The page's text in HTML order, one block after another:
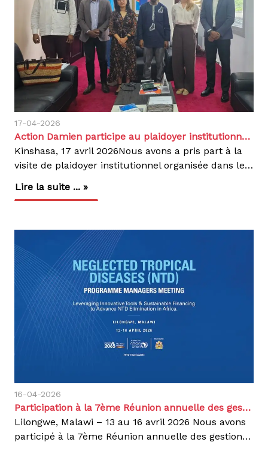
17-04-2026
Action Damien participe au plaidoyer institutionnel du consortium HICO pour le programme quinquennal 2027–2031
Kinshasa, 17 avril 2026Nous avons a pris part à la
visite de plaidoyer institutionnel organisée dans le cadre de la formulation du programme quinquennal 2027–2031 de la Health Impact Coalition (HICO), cofinancé par la Coopération belge au développement (DGD).La rencontre s’est tenue au Secrétariat Général à la Santé Publique, Hygiène et Prévoyance Sociale à Kinshasa, en présence des autorités sanitaires nationales.Représentée par le Dr Patrick Tshey, Médecin Superviseur National, aux côtés de la délégation conduite par MEMISA Belgique et de Handicap International.Cette démarche visait à solliciter l’appui institutionnel du Ministère de la Santé Publique, Hygiène et Prévoyance Sociale en faveur du futur programme quinquennal HICO 2027–2031, actuellement en cours de formulation.Le consortium Health Impact Coalition constitue un cadre de concertation regroupant huit organisations non gouvernementales internationales actives dans le secteur de la santé en RDC : Action Damien, Chaîne de l’Espoir Belgique, Handicap International undefined Humanity & Inclusion, Light for the World, Médecins du Monde, Médecins Sans Vacances, MEMISA,Viva Salud.Un programme aligné sur les priorités nationales de santéLe programme HICO 2027–2031 s’inscrit en cohérence avec :Le Plan National de Développement Sanitaire et de la Prévoyance Sociale (PNDS-PS 2024–2033) ;Le Plan Stratégique National de la Couverture Santé Universelle (PSN-CSU).Son ambition est de contribuer à l’amélioration de l’état de santé et du bien-être des populations dans les zones d’intervention ciblées grâce à un accès plus équitable à des services de santé de qualité, inclusifs et résilients.L’intervention proposée repose sur cinq axes stratégiques interdépendants :Renforcement de l’offre de soins et amélioration de la qualité des services ;Promotion de l’équité et de l’inclusion dans l’accès aux soins ;Renforcement de la gouvernance sanitaire et de la redevabilité ;Autonomisation communautaire et stimulation de la demande de soins ;Gestion des connaissances et production de données probantes pour la décision.Notre participation à cette initiative s’inscrit dans la continuité de notre engagement en faveur du renforcement des systèmes de santé, en complément de notre expertise reconnue dans la lutte contre la tuberculose, la lèpre et les maladies tropicales négligées. À travers cette coalition, nous mettons cette expérience au service d’une approche concertée visant à renforcer durablement les services de santé et à améliorer l’accès aux soins pour les populations les plus vulnérables.Par cette initiative, le consortium HICO réaffirme sa volonté d’accompagner le Gouvernement congolais dans l’atteinte des objectifs de Couverture Santé Universelle et des Objectifs de Développement Durable liés à la santé.Nous demeurons engagées aux côtés des autorités sanitaires et de ses partenaires pour contribuer à un système de santé plus équitable, inclusif et performant en République Démocratique du Congo.
Lire la suite ... »
16-04-2026
Participation à la 7ème Réunion annuelle des gestionnaires des programmes des Maladies Tropicales Négligées (MTN)
Lilongwe, Malawi – 13 au 16 avril 2026 Nous avons
participé à la 7ème Réunion annuelle des gestionnaires des programmes des Maladies Tropicales Négligées (MTN), tenue à l’international Convention Center Bingu du 13 au 16 avril 2026 à Lilongwe, en République du Malawi.Cette réunion de haut niveau a été organisée conjointement par la Commission de l’Union Africaine, AUDA-NEPAD et l’Organisation mondiale de la Santé Région Afrique. Elle a réuni les gestionnaires nationaux des programmes MTN, les institutions régionales, ainsi que les partenaires techniques et financiers engagés dans l’accélération de l’élimination des maladies tropicales négligées en Afrique.Les travaux de la réunion s’inscrivent dans la dynamique continentale visant l’élimination des MTN à l’horizon 2030, conformément aux engagements des États membres de l’Union Africaine et aux orientations de l’Organisation mondiale de la Santé (Feuille de route MTN 2021-2030).Les échanges ont porté sur :L’évaluation des progrès réalisés par les États membres dans la mise en œuvre des plans nationaux MTN ;Le renforcement de l’intégration des services MTN dans les soins de santé primaires pour une élimination durable ; L’amélioration des systèmes de surveillance, de données et de suivi-évaluation ;L’Impact du changement climatique sur l’élimination des MTN ;La Collaboration transfrontalière pour l'élimination des MTN;La mobilisation des ressources nationales et des partenaires, en faveur d’un financement durable des interventions (Travail de l’ASBL Kikundi avec l’appui de Bill et Melinda Gate & l’Université de Washington) ;Ainsi que la promotion de stratégies innovantes, incluant la recherche opérationnelle et le renforcement des capacités pour accélérer l’élimination des MTN (Stimuler l’innovation dans la surveillance, le diagnostic et la mise en œuvre)Représentée par le Dr Pierre Umba, Représentant national Action Damien RD Congo. Notre participation s’inscrit dans le cadre de notre mandat de lutte contre la lèpre, la tuberculose et d’autres maladies tropicales négligées telles que le pian et l’ulcère de Buruli, ainsi que de notre appui au renforcement des systèmes de santé.Dans le cadre de cette réunion, nous avons rencontré et échangé avec d’autres organisations impliquées sur la lutte contre la lèpre :Nécessité d’appliquer l’outil de LEM pour le monitorage de l’élimination par ZS en RDC avec l’OMS AFROBesoin d’un appui technique dans la recherche opérationnelle lèpre et MTN avec DAHW une ONGI Allemande travaillant en Afrique sur la lèprePossibilité d’interventions dans la PEP lèpre et l’éradication du Pian dans le Haut Uélé avec DNDI RDC rencontrée au MalawiExpérience de mise en œuvre en République Démocratique du CongoNos interventions en RD Congo ont permis d’obtenir des résultats significatifs dans la lutte contre les MTN dans les provinces d’intervention. Lèpre2 172 nouveaux cas détectés en 2024, Prise en charge de 192 enfants, Taux de guérison de 97 % pour les cas multibacillaires et 98 % pour les cas paucibacillaires. Couverture estimée à 71 %. Pian4 484 personnes dépistées, 416 cas confirmés et traités. Tous les cas traités ont été déclarés guéris.Ulcère de Buruli567 cas suspects identifiés, 88 cas confirmés pris en charge. Evolution favorable vers la guérison pour l’ensemble des cas traités.Ces résultats traduisent l’efficacité d’une approche communautaire intégrée reposant sur :Le dépistage actif au niveau communautaire ;La prise en charge gratuite et décentralisée ;Le suivi continu des patients ;La sensibilisation communautaire pour réduire la stigmatisation ;Et le renforcement de la surveillance communautaire.La 7ème Réunion annuelle des gestionnaires des programmes MTN a réaffirmé la nécessité d’une action coordonnée, multisectorielle et durable, incluant le renforcement du financement national, de la recherche et de l’innovation, ainsi que de la coopération régionale, afin d’atteindre les objectifs d’élimination des MTN à l’horizon 2030.Nous réaffirmons notre engagement aux côtés du PNEL, et d’autres partenaires techniques pour contribuer à l’élimination des maladies tropicales négligées, à travers des interventions intégrées, durables et centrées sur les populations.